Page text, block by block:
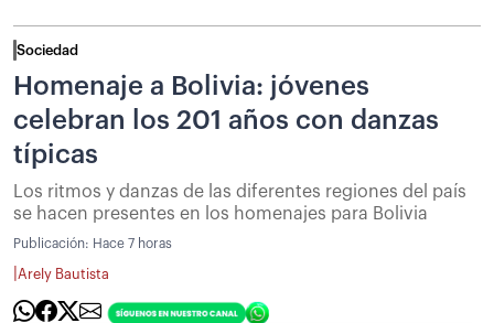
Sociedad
Homenaje a Bolivia: jóvenes
celebran los 201 años con danzas
típicas
Los ritmos y danzas de las diferentes regiones del país
se hacen presentes en los homenajes para Bolivia
Publicación: Hace 7 horas
Arely Bautista